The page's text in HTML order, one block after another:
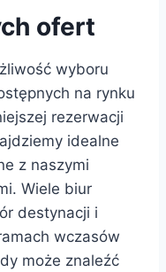
ofert
wyboru
na rynku
rezerwacji
idealne
z naszymi
Wiele biur
destynacji i
wczasów
może znaleźć